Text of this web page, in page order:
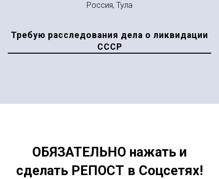
Россия, Тула
Требую расследования дела о ликвидации
СССР
ОБЯЗАТЕЛЬНО нажать и
сделать РЕПОСТ в Соцсетях!